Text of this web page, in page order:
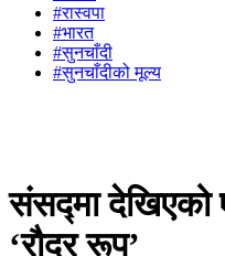
#रास्वपा
#भारत
#सुनचाँदी
#सुनचाँदीको मूल्य
संसद्‍मा देखिएको
‘रौद्र रूप’